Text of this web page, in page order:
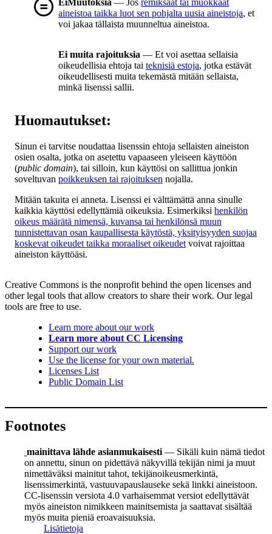
EiMuutoksia — Jos remiksaat tai muokkaat
aineistoa taikka luot sen pohjalta uusia aineistoja, et
voi jakaa tällaista muunneltua aineistoa.
Ei muita rajoituksia — Et voi asettaa sellaisia
oikeudellisia ehtoja tai teknisiä estoja, jotka estävät
oikeudellisesti muita tekemästä mitään sellaista,
minkä lisenssi sallii.
Huomautukset:
Sinun ei tarvitse noudattaa lisenssin ehtoja sellaisten aineiston
osien osalta, jotka on asetettu vapaaseen yleiseen käyttöön
(public domain), tai silloin, kun käyttösi on sallittua jonkin
soveltuvan poikkeuksen tai rajoituksen nojalla.
Mitään takuita ei anneta. Lisenssi ei välttämättä anna sinulle
kaikkia käyttösi edellyttämiä oikeuksia. Esimerkiksi henkilön
oikeus määrätä nimensä, kuvansa tai henkilönsä muun
tunnistettavan osan kaupallisesta käytöstä, yksityisyyden suojaa
koskevat oikeudet taikka moraaliset oikeudet voivat rajoittaa
aineiston käyttöäsi.
Creative Commons is the nonprofit behind the open licenses and
other legal tools that allow creators to share their work. Our legal
tools are free to use.
Learn more about our work
Learn more about CC Licensing
Support our work
Use the license for your own material.
Licenses List
Public Domain List
Footnotes
mainittava lähde asianmukaisesti — Sikäli kuin nämä tiedot
on annettu, sinun on pidettävä näkyvillä tekijän nimi ja muut
nimettäväksi mainitut tahot, tekijänoikeusmerkintä,
lisenssimerkintä, vastuuvapauslauseke sekä linkki aineistoon.
CC-lisenssin versiota 4.0 varhaisemmat versiot edellyttävät
myös aineiston nimikkeen mainitsemista ja saattavat sisältää
myös muita pieniä eroavaisuuksia.
Lisätietoja